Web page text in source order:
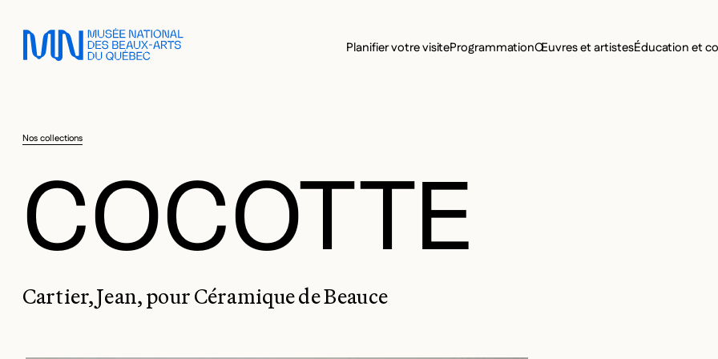
MENU
Planifier votre visiteProgrammationŒuvres et artistesÉducation et
MENU
Nos collections
COCOTTE
Cartier, Jean, pour Céramique de Beauce